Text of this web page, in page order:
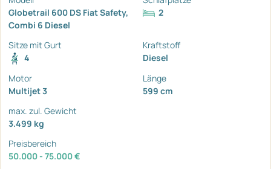
Globetrail 600 DS Fiat Safety,
Combi 6 Diesel
2
Sitze mit Gurt
4
Kraftstoff
Diesel
Motor
Multijet 3
Länge
599 cm
max. zul. Gewicht
3.499 kg
Preisbereich
50.000 - 75.000 €